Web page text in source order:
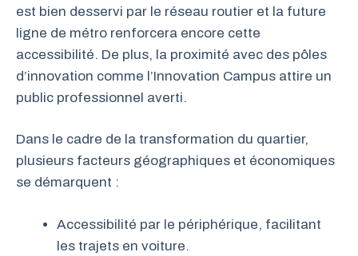
est bien desservi par le réseau routier et la future
ligne de métro renforcera encore cette
accessibilité. De plus, la proximité avec des pôles
d’innovation comme l’Innovation Campus attire un
public professionnel averti.
Dans le cadre de la transformation du quartier,
plusieurs facteurs géographiques et économiques
se démarquent :
Accessibilité par le périphérique, facilitant
les trajets en voiture.